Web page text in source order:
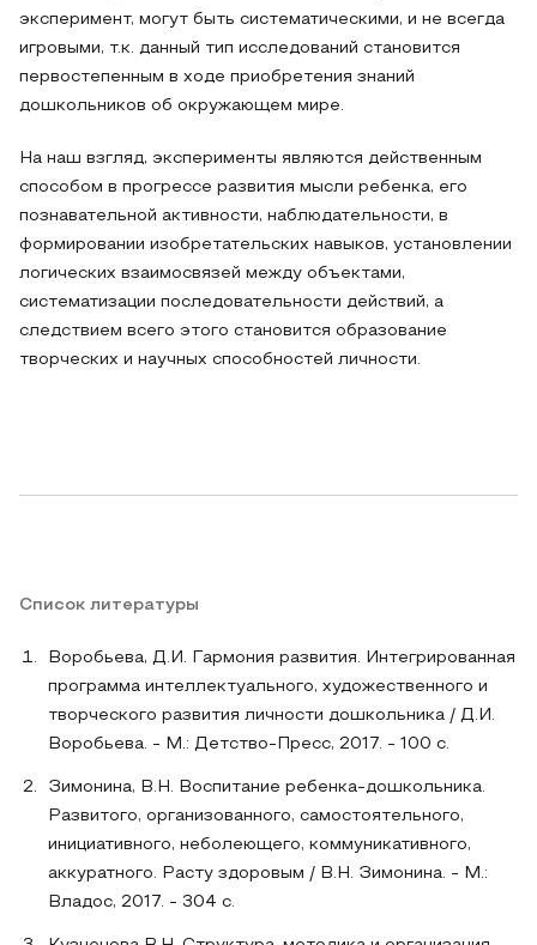
эксперимент, могут быть систематическими, и не всегда
игровыми, т.к. данный тип исследований становится
первостепенным в ходе приобретения знаний
дошкольников об окружающем мире.
На наш взгляд, эксперименты являются действенным
способом в прогрессе развития мысли ребенка, его
познавательной активности, наблюдательности, в
формировании изобретательских навыков, установлении
логических взаимосвязей между объектами,
систематизации последовательности действий, а
следствием всего этого становится образование
творческих и научных способностей личности.
Список литературы
Воробьева, Д.И. Гармония развития. Интегрированная
программа интеллектуального, художественного и
творческого развития личности дошкольника / Д.И.
Воробьева. - М.: Детство-Пресс, 2017. - 100 c.
Зимонина, В.Н. Воспитание ребенка-дошкольника.
Развитого, организованного, самостоятельного,
инициативного, неболеющего, коммуникативного,
аккуратного. Расту здоровым / В.Н. Зимонина. - М.:
Владос, 2017. - 304 c.